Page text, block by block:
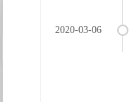
2020-03-06